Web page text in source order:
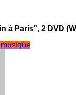
à Paris”, 2 DVD
musique